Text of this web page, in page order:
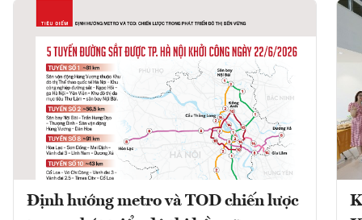
Định hướng metro và TOD chiến lược